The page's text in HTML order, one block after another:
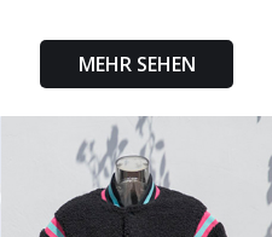
MEHR SEHEN